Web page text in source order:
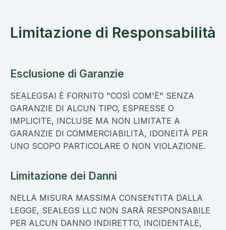
Limitazione di Responsabilità
Esclusione di Garanzie
SEALEGSAI È FORNITO "COSÌ COM'È" SENZA
GARANZIE DI ALCUN TIPO, ESPRESSE O
IMPLICITE, INCLUSE MA NON LIMITATE A
GARANZIE DI COMMERCIABILITÀ, IDONEITÀ PER
UNO SCOPO PARTICOLARE O NON VIOLAZIONE.
Limitazione dei Danni
NELLA MISURA MASSIMA CONSENTITA DALLA
LEGGE, SEALEGS LLC NON SARÀ RESPONSABILE
PER ALCUN DANNO INDIRETTO, INCIDENTALE,